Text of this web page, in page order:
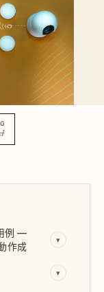
例 —
作成
▾
▾